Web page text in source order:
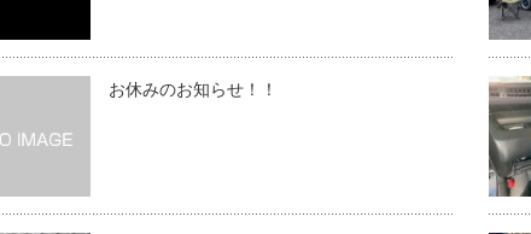
お休みのお知らせ！！